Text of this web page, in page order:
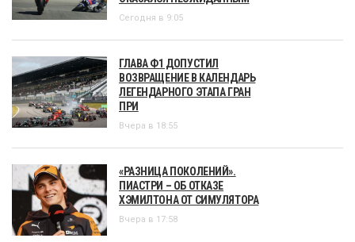
Сегодня в 9:05
ГЛАВА Ф1 ДОПУСТИЛ
ВОЗВРАЩЕНИЕ В КАЛЕНДАРЬ
ЛЕГЕНДАРНОГО ЭТАПА ГРАН
ПРИ
Вчера в 18:55
«РАЗНИЦА ПОКОЛЕНИЙ».
ПИАСТРИ – ОБ ОТКАЗЕ
ХЭМИЛТОНА ОТ СИМУЛЯТОРА
Вчера в 17:58